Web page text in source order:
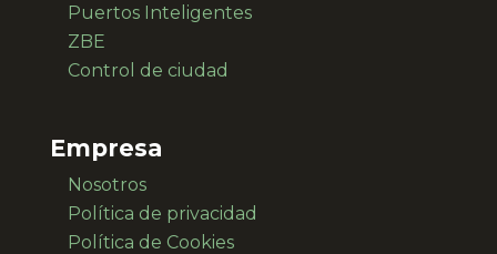
Puertos Inteligentes
ZBE
Control de ciudad
Empresa
Nosotros
Política de privacidad
Política de Cookies